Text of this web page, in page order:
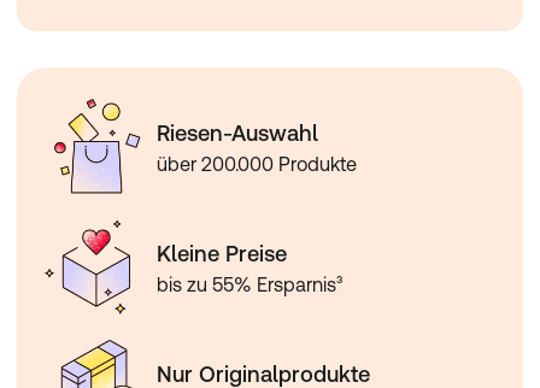
Riesen-Auswahl
über 200.000 Produkte
Kleine Preise
bis zu 55% Ersparnis³
Nur Originalprodukte